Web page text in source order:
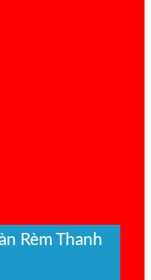
Rèm Thanh